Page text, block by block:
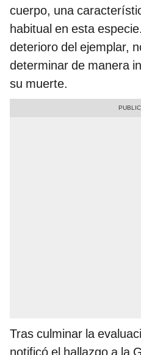
cuerpo, una
habitual en esta
deterioro del ejemplar,
determinar de manera
su muerte.
Tras culminar la
notificó el hallazgo a la